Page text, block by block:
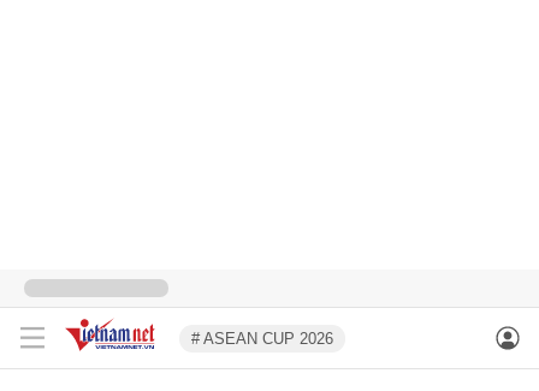
# ASEAN CUP 2026